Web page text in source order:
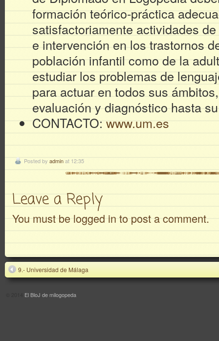
formación teórico-práctica
satisfactoriamente actividades
e intervención en los trastornos
población infantil como de la
estudiar los problemas de
para actuar en todos sus
evaluación y diagnóstico hasta
CONTACTO: www.um.es
Posted by adminat 12:35
Leave a Reply
You must be logged in to post a comment.
9.- Universidad de Málaga
El BloJ de milogopeda